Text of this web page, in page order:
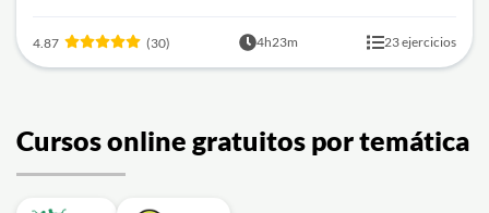
4.87 (30) 4h23m 23 ejercicios
Cursos online gratuitos por temática